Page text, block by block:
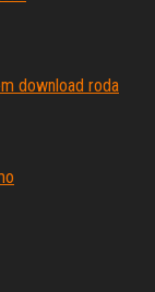
download roda